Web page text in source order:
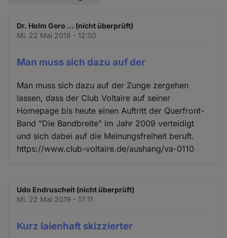
Dr. Holm Gero … (nicht überprüft)
Mi. 22 Mai 2019 - 12:50
Man muss sich dazu auf der
Man muss sich dazu auf der Zunge zergehen
lassen, dass der Club Voltaire auf seiner
Homepage bis heute einen Auftritt der Querfront-
Band "Die Bandbreite" im Jahr 2009 verteidigt
und sich dabei auf die Meinungsfreiheit beruft.
https://www.club-voltaire.de/aushang/va-0110
Udo Endruscheit (nicht überprüft)
Mi. 22 Mai 2019 - 17:11
Kurz laienhaft skizzierter